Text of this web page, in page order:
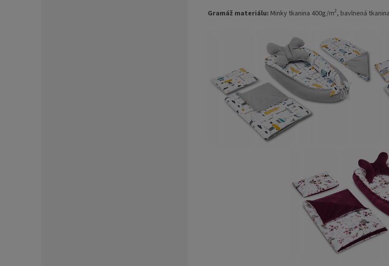
Gramáž materiálu: Minky tkanina 400g/m2, bavlnená